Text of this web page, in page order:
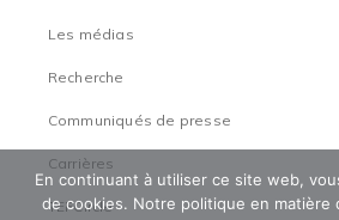
Les médias
Recherche
Communiqués de presse
Carrières
TEFCircle
En continuant à utiliser ce site web,
de cookies. Notre politique en matière